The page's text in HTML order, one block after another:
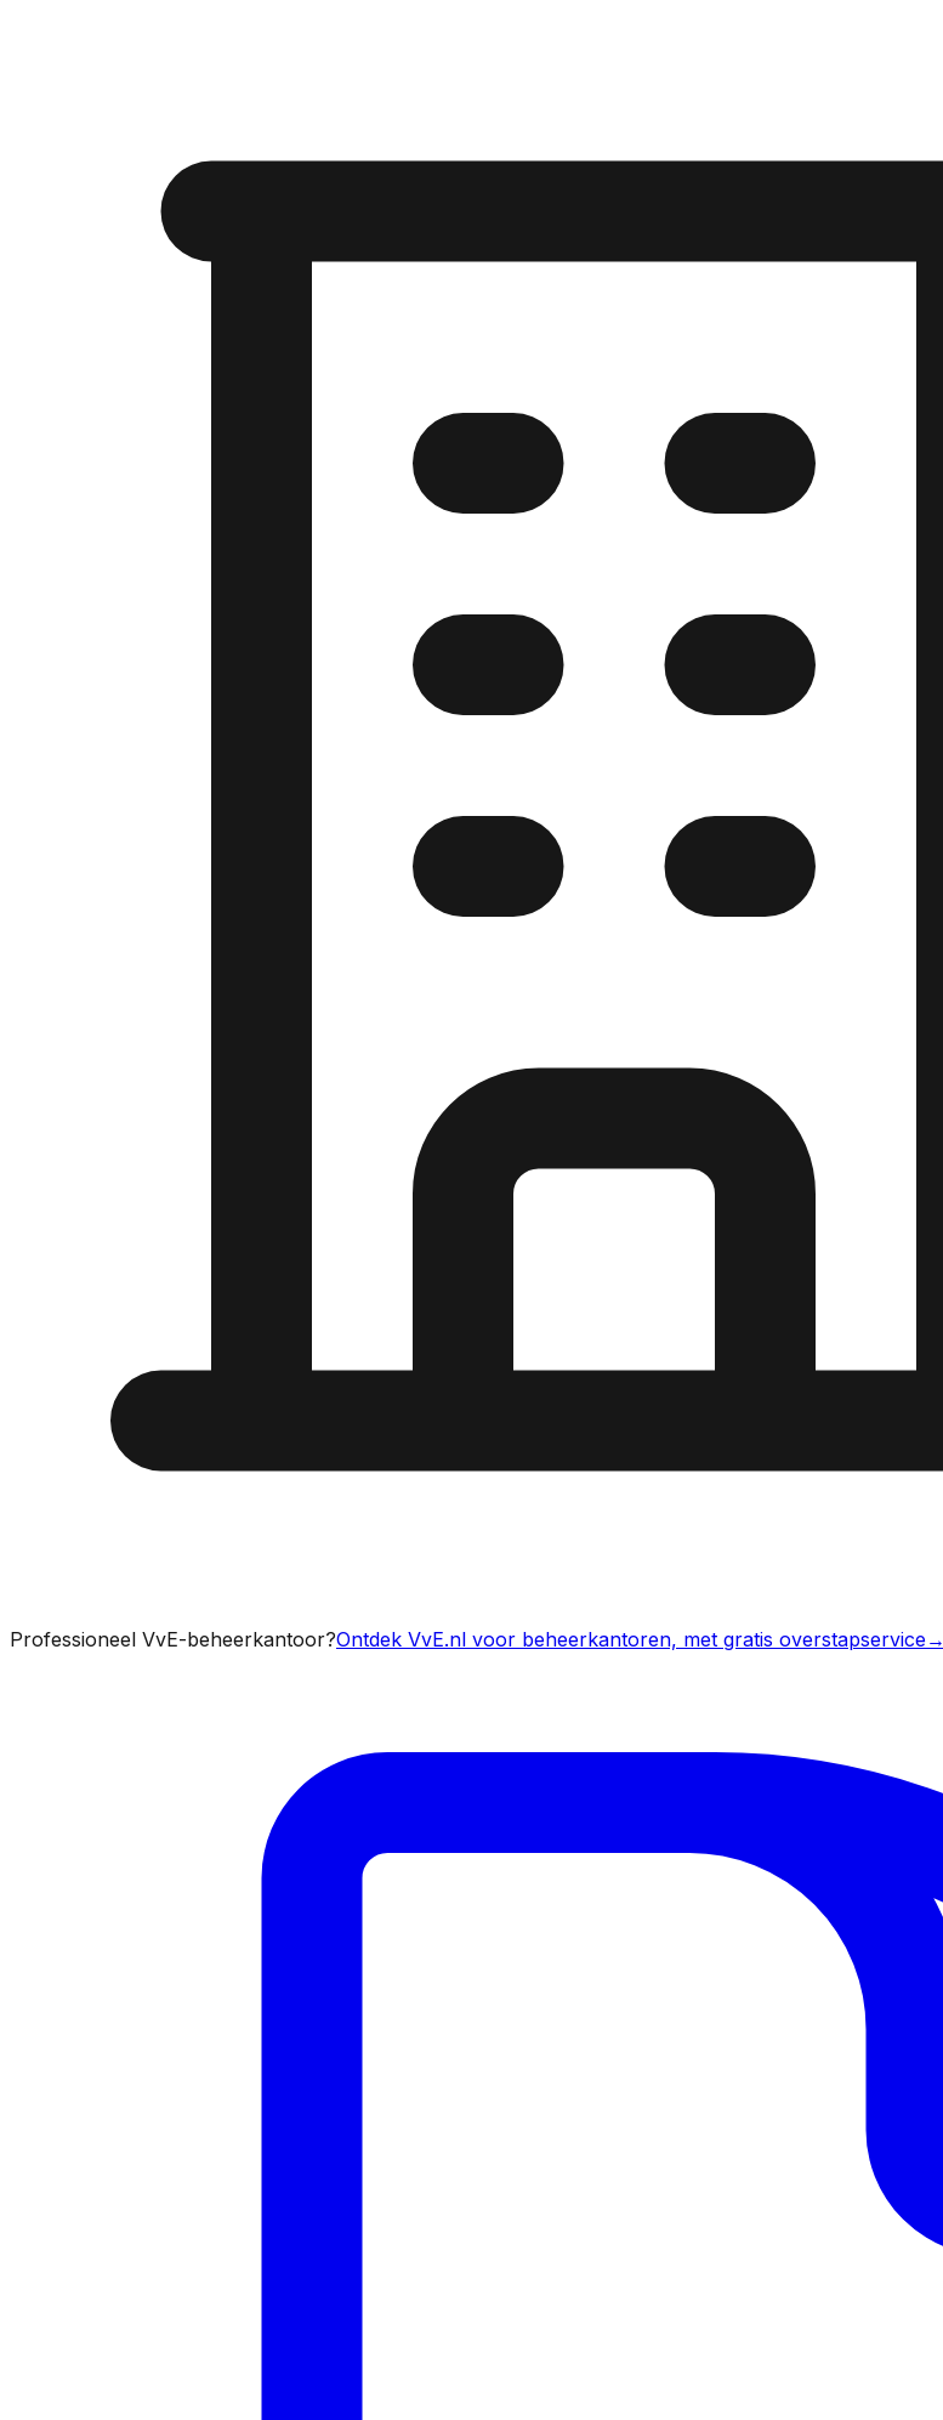
Professioneel VvE-beheerkantoor?Ontdek VvE.nl voor beheerkantoren, met gratis overstapservice→